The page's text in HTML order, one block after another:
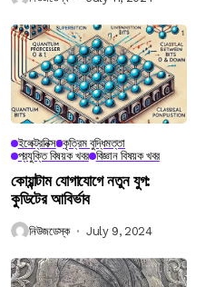
ইলেক্ট্রনিক্স কৃত্রিম বুদ্ধিমত্তা
প্রযুক্তি বিষয়ক খবর বিজ্ঞান বিষয়ক খবর
কোয়ান্টাম যোগাযোগে নতুন যুগ:
কুডিটের আবির্ভাব
নিউজডেস্ক July 9, 2024